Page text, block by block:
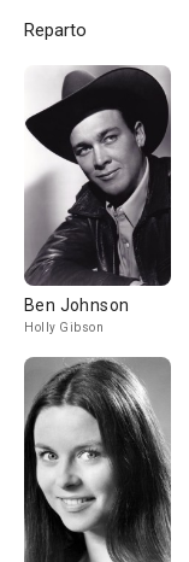
Reparto
Ben Johnson
Holly Gibson